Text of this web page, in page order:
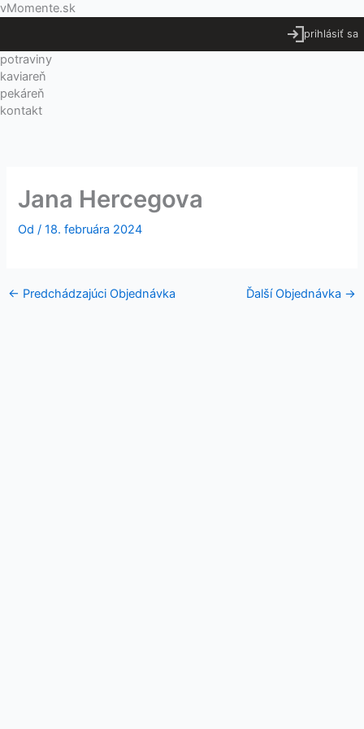
Preskočiť
vMomente.sk
prihlásiť sa
Menu
potraviny
kaviareň
pekáreň
kontakt
Jana Hercegova
Od /18. februára 2024
← Predchádzajúci Objednávka Ďalší Objednávka →